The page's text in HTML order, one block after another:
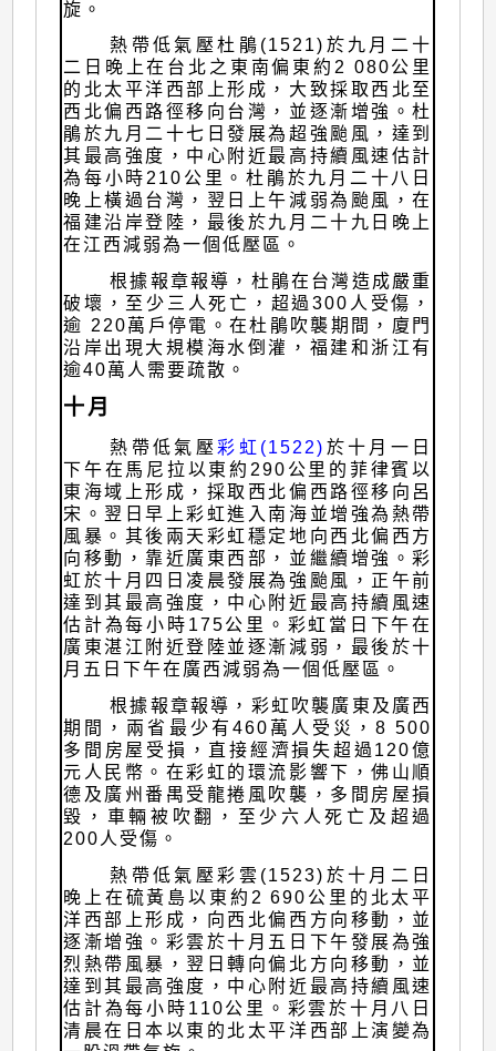
旋。
熱帶低氣壓杜鵑(1521)於九月二十
二日晚上在台北之東南偏東約2 080公里
的北太平洋西部上形成，大致採取西北至
西北偏西路徑移向台灣，並逐漸增強。杜
鵑於九月二十七日發展為超強颱風，達到
其最高強度，中心附近最高持續風速估計
為每小時210公里。杜鵑於九月二十八日
晚上橫過台灣，翌日上午減弱為颱風，在
福建沿岸登陸，最後於九月二十九日晚上
在江西減弱為一個低壓區。
根據報章報導，杜鵑在台灣造成嚴重
破壞，至少三人死亡，超過300人受傷，
逾 220萬戶停電。在杜鵑吹襲期間，廈門
沿岸出現大規模海水倒灌，福建和浙江有
逾40萬人需要疏散。
十月
熱帶低氣壓彩虹(1522) 於十月一日
下午在馬尼拉以東約290公里的菲律賓以
東海域上形成，採取西北偏西路徑移向呂
宋。翌日早上彩虹進入南海並增強為熱帶
風暴。其後兩天彩虹穩定地向西北偏西方
向移動，靠近廣東西部，並繼續增強。彩
虹於十月四日凌晨發展為強颱風，正午前
達到其最高強度，中心附近最高持續風速
估計為每小時175公里。彩虹當日下午在
廣東湛江附近登陸並逐漸減弱，最後於十
月五日下午在廣西減弱為一個低壓區。
根據報章報導，彩虹吹襲廣東及廣西
期間，兩省最少有460萬人受災，8 500
多間房屋受損，直接經濟損失超過120億
元人民幣。在彩虹的環流影響下，佛山順
德及廣州番禺受龍捲風吹襲，多間房屋損
毀，車輛被吹翻，至少六人死亡及超過
200人受傷。
熱帶低氣壓彩雲(1523)於十月二日
晚上在硫黃島以東約2 690公里的北太平
洋西部上形成，向西北偏西方向移動，並
逐漸增強。彩雲於十月五日下午發展為強
烈熱帶風暴，翌日轉向偏北方向移動，並
達到其最高強度，中心附近最高持續風速
估計為每小時110公里。彩雲於十月八日
清晨在日本以東的北太平洋西部上演變為